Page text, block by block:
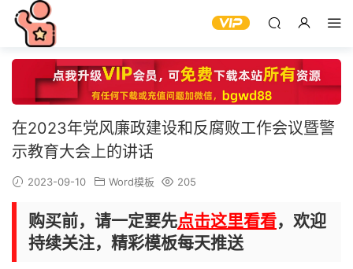
在2023年党风廉政建设和反腐败工作会议暨警
示教育大会上的讲话
2023-09-10 Word模板 205
购买前，请一定要先点击这里看看，欢迎
持续关注，精彩模板每天推送